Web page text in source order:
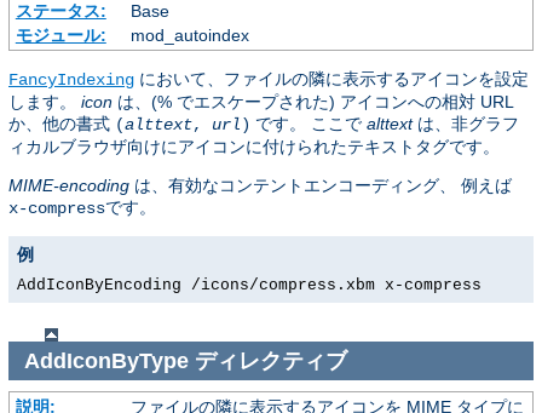
ステータス:
Base
モジュール:
mod_autoindex
FancyIndexing において、ファイルの隣に表示するアイコンを設定
します。 icon は、(% でエスケープされた) アイコンへの相対 URL
か、他の書式 (alttext, url) です。 ここで alttextは、非グラフ
ィカルブラウザ向けにアイコンに付けられたテキストタグです。
MIME-encoding は、有効なコンテントエンコーディング、 例えば
x-compressです。
例
AddIconByEncoding /icons/compress.xbm x-compress
AddIconByTypeディレクティブ
説明:
ファイルの隣に表示するアイコンを MIME タイプに